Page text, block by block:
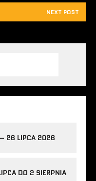
NEXT POST
26 LIPCA 2026
DO 2 SIERPNIA